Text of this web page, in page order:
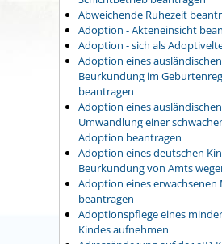
Abweichende Ruhezeit
Adoption - Akteneinsicht
Adoption - sich als
Adoption eines
Beurkundung im
beantragen
Adoption eines
Umwandlung einer
Adoption beantragen
Adoption eines deutschen
Beurkundung von Amts
Adoption eines erwachsenen
beantragen
Adoptionspflege eines
Kindes aufnehmen